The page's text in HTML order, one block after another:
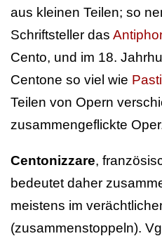
aus kleinen Teilen; so
Schriftsteller das
Cento, und im 18.
Centone so viel wie
Teilen von Opern
zusammengeflickte
Centonizzare,
bedeutet daher
meistens im
(zusammenstoppeln).